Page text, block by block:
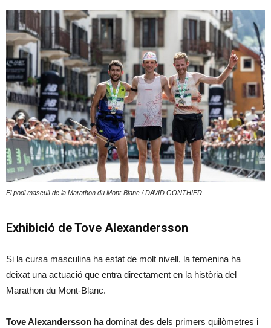
El podi masculí de la Marathon du Mont-Blanc / DAVID GONTHIER
Exhibició de Tove Alexandersson
Si la cursa masculina ha estat de molt nivell, la femenina ha
deixat una actuació que entra directament en la història del
Marathon du Mont-Blanc.
Tove Alexandersson ha dominat des dels primers quilòmetres i